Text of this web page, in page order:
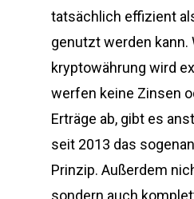
tatsächlich effizient
genutzt werden kann.
kryptowährung wird
werfen keine Zinsen
Erträge ab, gibt es
seit 2013 das
Prinzip. Außerdem
sondern auch